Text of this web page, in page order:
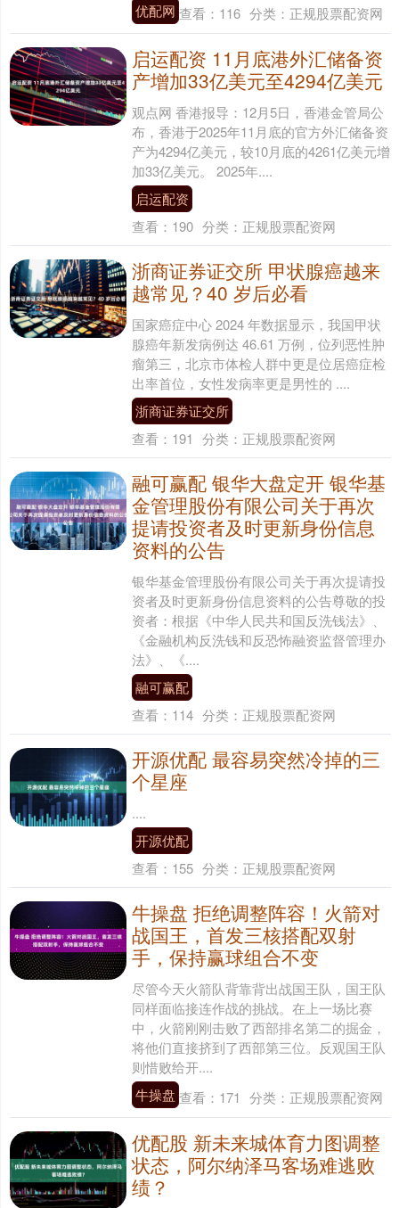
优配网 查看： 116 分类： 正规股票配资网
启运配资 11月底港外汇储备资
产增加33亿美元至4294亿美元
观点网 香港报导：12月5日，香港金管局公
布，香港于2025年11月底的官方外汇储备资
产为4294亿美元，较10月底的4261亿美元增
加33亿美元。 2025年....
启运配资
查看： 190 分类： 正规股票配资网
浙商证券证交所 甲状腺癌越来
越常见？40 岁后必看
国家癌症中心 2024 年数据显示，我国甲状
腺癌年新发病例达 46.61 万例，位列恶性肿
瘤第三，北京市体检人群中更是位居癌症检
出率首位，女性发病率更是男性的 ....
浙商证券证交所
查看： 191 分类： 正规股票配资网
融可赢配 银华大盘定开 银华基
金管理股份有限公司关于再次
提请投资者及时更新身份信息
资料的公告
银华基金管理股份有限公司关于再次提请投
资者及时更新身份信息资料的公告尊敬的投
资者：根据《中华人民共和国反洗钱法》、
《金融机构反洗钱和反恐怖融资监督管理办
法》、《....
融可赢配
查看： 114 分类： 正规股票配资网
开源优配 最容易突然冷掉的三
个星座
....
开源优配
查看： 155 分类： 正规股票配资网
牛操盘 拒绝调整阵容！火箭对
战国王，首发三核搭配双射
手，保持赢球组合不变
尽管今天火箭队背靠背出战国王队，国王队
同样面临接连作战的挑战。在上一场比赛
中，火箭刚刚击败了西部排名第二的掘金，
将他们直接挤到了西部第三位。反观国王队
则惜败给开....
牛操盘 查看： 171 分类： 正规股票配资网
优配股 新未来城体育力图调整
状态，阿尔纳泽马客场难逃败
绩？